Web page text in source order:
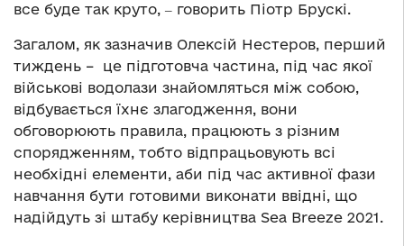
все буде так круто, ‒ говорить Піотр Брускі.
Загалом, як зазначив Олексій Нестеров, перший
тиждень – це підготовча частина, під час якої
військові водолази знайомляться між собою,
відбувається їхнє злагодження, вони
обговорюють правила, працюють з різним
спорядженням, тобто відпрацьовують всі
необхідні елементи, аби під час активної фази
навчання бути готовими виконати ввідні, що
надійдуть зі штабу керівництва Sea Breeze 2021.